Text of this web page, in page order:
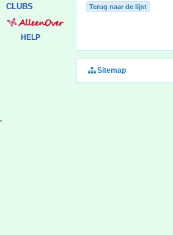
CLUBS
HELP
Terug naar de lijst
Sitemap